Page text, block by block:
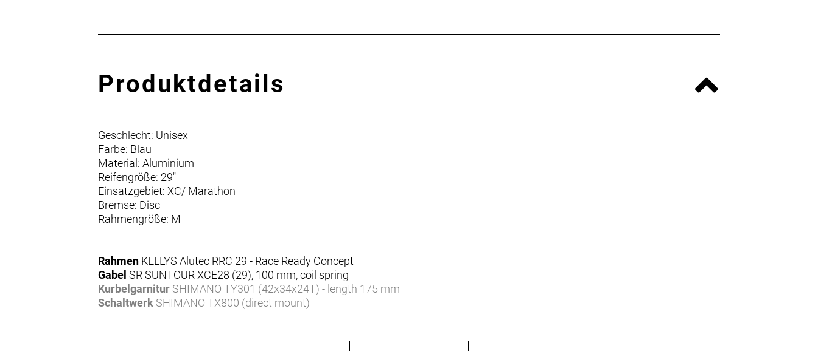
Produktdetails
Geschlecht: Unisex
Farbe: Blau
Material: Aluminium
Reifengröße: 29"
Einsatzgebiet: XC/ Marathon
Bremse: Disc
Rahmengröße: M
Rahmen KELLYS Alutec RRC 29 - Race Ready Concept
Gabel SR SUNTOUR XCE28 (29), 100 mm, coil spring
Kurbelgarnitur SHIMANO TY301 (42x34x24T) - length 175 mm
Schaltwerk SHIMANO TX800 (direct mount)